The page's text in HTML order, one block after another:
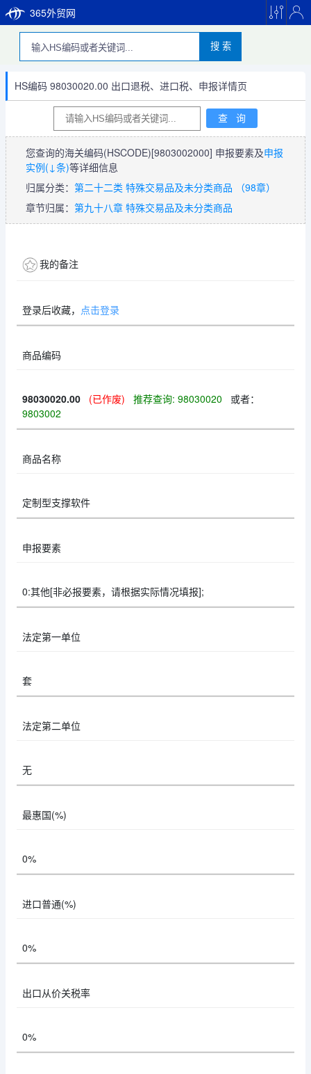
365外贸网
搜 索
HS编码 98030020.00 出口退税、进口税、申报详情页
您查询的海关编码(HSCODE)[9803002000] 申报要素及申报
实例(↓条)等详细信息
归属分类： 第二十二类 特殊交易品及未分类商品 （98章）
章节归属： 第九十八章 特殊交易品及未分类商品
我的备注
登录后收藏， 点击登录
商品编码
98030020.00 (已作废) 推荐查询: 98030020 或者：
9803002
商品名称
定制型支撑软件
申报要素
0:其他[非必报要素，请根据实际情况填报];
法定第一单位
套
法定第二单位
无
最惠国(%)
0%
进口普通(%)
0%
出口从价关税率
0%